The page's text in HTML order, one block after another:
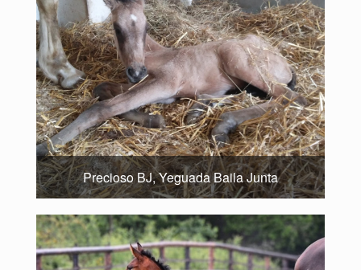
Precioso BJ, Yeguada Baila Junta